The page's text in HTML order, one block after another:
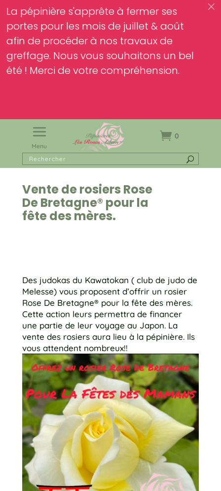
La pépinière s'apprête à fermer ses
portes pour les mois de juillet & août
afin de procéder à nos travaux de
greffage. Nous vous souhaitons un bel
été ! Merci de votre compréhension.
c
Menu
0
Vente de rosiers Rose
De Bretagne® pour la
fête des mères.
Des judokas du Kawatokan ( club de judo de
Melesse) vous proposent d’offrir un rosier
Rose De Bretagne® pour la fête des mères.
Cette action leurs permettra de financer
une partie de leur voyage au Japon. La
vente des rosiers aura lieu à la pépinière. Ils
vous attendent nombreux!!